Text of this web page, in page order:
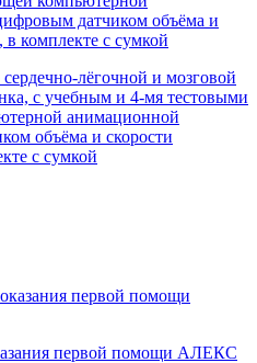
лёгочной и мозговой
с учебным и 4-мя тестовыми
анимационной
объёма и скорости
с сумкой
первой помощи АЛЕКС